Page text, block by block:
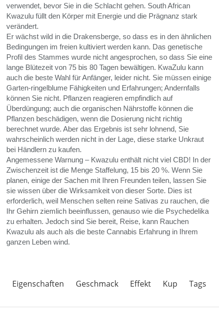
verwendet, bevor Sie in die Schlacht gehen. South African
Kwazulu füllt den Körper mit Energie und die Prägnanz stark
verändert.
Er wächst wild in die Drakensberge, so dass es in den ähnlichen
Bedingungen im freien kultiviert werden kann. Das genetische
Profil des Stammes wurde nicht angesprochen, so dass Sie eine
lange Blütezeit von 75 bis 80 Tagen bewältigen. KwaZulu kann
auch die beste Wahl für Anfänger, leider nicht. Sie müssen einige
Garten-ringelblume Fähigkeiten und Erfahrungen; Andernfalls
können Sie nicht. Pflanzen reagieren empfindlich auf
Überdüngung; auch die organischen Nährstoffe können die
Pflanzen beschädigen, wenn die Dosierung nicht richtig
berechnet wurde. Aber das Ergebnis ist sehr lohnend, Sie
wahrscheinlich werden nicht in der Lage, diese starke Unkraut
bei Händlern zu kaufen.
Angemessene Warnung – Kwazulu enthält nicht vielCBD! In der
Zwischenzeit ist die Menge Staffelung, 15 bis 20 %. Wenn Sie
planen, einige der Sachen mit Ihren Freunden teilen, lassen Sie
sie wissen über die Wirksamkeit von dieser Sorte. Dies ist
erforderlich, weil Menschen selten reine Sativas zu rauchen, die
Ihr Gehirn ziemlich beeinflussen, genauso wie die Psychedelika
zu erhalten. Jedoch sind Sie bereit, Reise, kann Rauchen
Kwazulu als auch als die beste Cannabis Erfahrung in Ihrem
ganzen Leben wind.
Eigenschaften Geschmack Effekt Kup Tags